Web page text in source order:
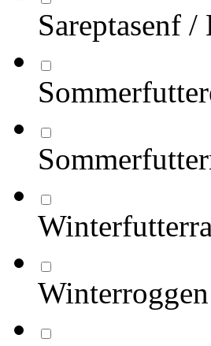
Sareptasenf
Winterroggen